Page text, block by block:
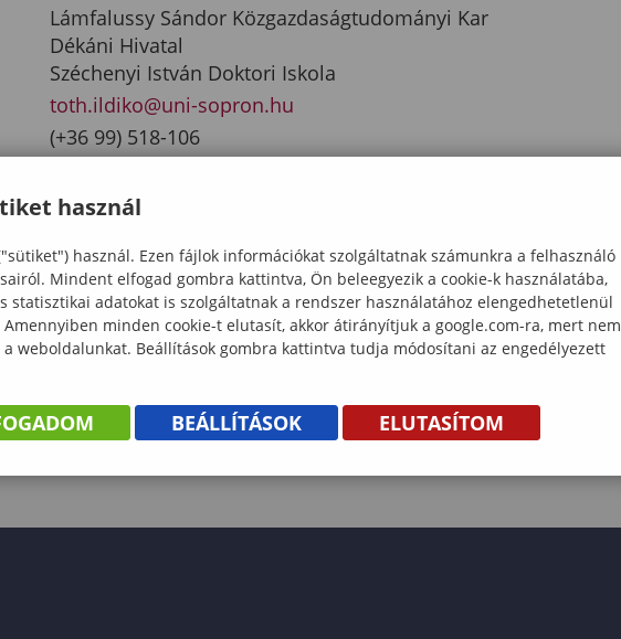
Lámfalussy Sándor Közgazdaságtudományi Kar
Dékáni Hivatal
Széchenyi István Doktori Iskola
toth.ildiko@uni-sopron.hu
(+36 99) 518-106
Magyarország 9400 Sopron, Erzsébet u. 9.
1
használ
használ. Ezen fájlok információkat szolgáltatnak számunkra a felhasználó
Mindent elfogad gombra kattintva, Ön beleegyezik a cookie-k használatába,
statisztikai adatokat is szolgáltatnak a rendszer használatához elengedhetetlenül
Amennyiben minden cookie-t elutasít, akkor átirányítjuk a google.com-ra, mert nem
weboldalunkat. Beállítások gombra kattintva tudja módosítani az engedélyezett
BEÁLLÍTÁSOK ELUTASÍTOM